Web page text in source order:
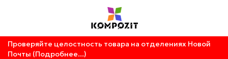
Проверяйте целостность товара на отделениях Новой
Почты (Подробнее...)